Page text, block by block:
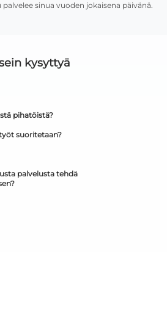
palvelee sinua vuoden jokaisena päivänä.
kysyttyä
pihatöistä?
suoritetaan?
palvelusta tehdä